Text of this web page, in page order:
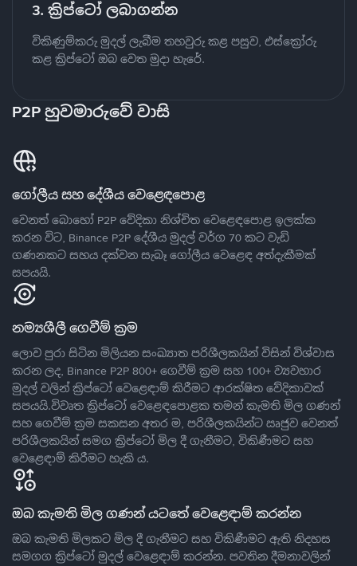
3. ක්‍රිප්ටෝ ලබාගන්න
විකිණුම්කරු මුදල් ලැබීම තහවුරු කළ පසුව, එස්ක්‍රෝරු
කළ ක්‍රිප්ටෝ ඔබ වෙත මුදා හැරේ.
P2P හුවමාරුවේ වාසි
ගෝලීය සහ දේශීය වෙළෙඳපොළ
වෙනත් බොහෝ P2P වේදිකා නිශ්චිත වෙළෙඳපොළ ඉලක්ක
කරන විට, Binance P2P දේශීය මුදල් වර්ග 70 කට වැඩි
ගණනකට සහය දක්වන සැබෑ ගෝලීය වෙළෙඳ අත්දැකීමක්
සපයයි.
නම්‍යශීලී ගෙවීම් ක්‍රම
ලොව පුරා සිටින මිලියන සංඛ්‍යාත පරිශීලකයින් විසින් විශ්වාස
කරන ලද, Binance P2P 800+ ගෙවීම් ක්‍රම සහ 100+ ව්‍යවහාර
මුදල් වලින් ක්‍රිප්ටෝ වෙළෙඳාම් කිරීමට ආරක්ෂිත වේදිකාවක්
සපයයි.විවෘත ක්‍රිප්ටෝ වෙළෙඳපොළක තමන් කැමති මිල ගණන්
සහ ගෙවීම් ක්‍රම සකසන අතර ම, පරිශීලකයින්ට ඍජුව වෙනත්
පරිශීලකයින් සමග ක්‍රිප්ටෝ මිල දී ගැනීමට, විකිණීමට සහ
වෙළෙඳාම් කිරීමට හැකි ය.
ඔබ කැමති මිල ගණන් යටතේ වෙළෙඳාම් කරන්න
ඔබ කැමති මිලකට මිල දී ගැනීමට සහ විකිණීමට ඇති නිදහස
සමගග ක්‍රිප්ටෝ මුදල් වෙළෙඳාම් කරන්න. පවතින දීමනාවලින්